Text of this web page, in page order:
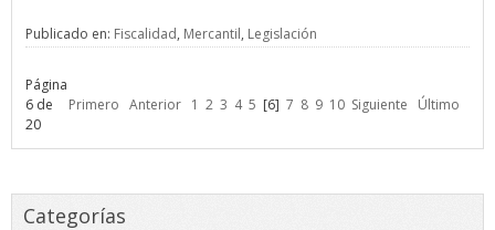
Publicado en: Fiscalidad, Mercantil, Legislación
Página
6 de
20
Primero Anterior 1 2 3 4 5 [6] 7 8 9 10 Siguiente Último
Categorías